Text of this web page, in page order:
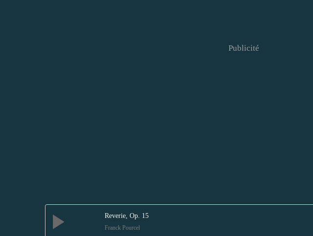
Publicité
Reverie, Op. 15
Franck Pourcel